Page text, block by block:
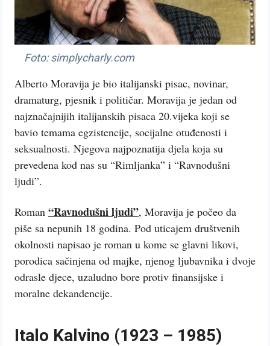
Foto: simplycharly.com
Alberto Moravija je bio italijanski pisac, novinar,
dramaturg, pjesnik i političar. Moravija je jedan od
najznačajnijih italijanskih pisaca 20.vijeka koji se
bavio temama egzistencije, socijalne otuđenosti i
seksualnosti. Njegova najpoznatija djela koja su
prevedena kod nas su “Rimljanka” i “Ravnodušni
ljudi”.
Roman “Ravnodušni ljudi”, Moravija je počeo da
piše sa nepunih 18 godina. Pod uticajem društvenih
okolnosti napisao je roman u kome se glavni likovi,
porodica sačinjena od majke, njenog ljubavnika i dvoje
odrasle djece, uzaludno bore protiv finansijske i
moralne dekandencije.
Italo Kalvino (1923 – 1985)